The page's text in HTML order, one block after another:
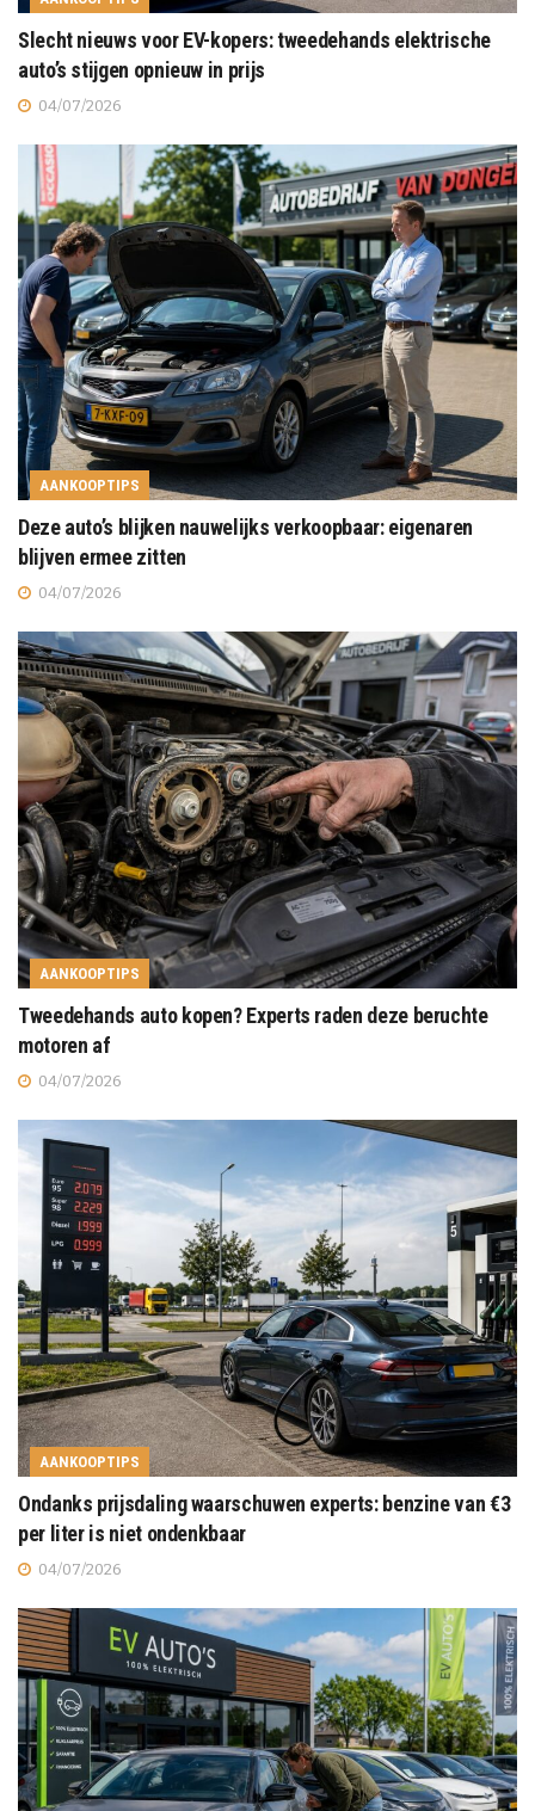
Slecht nieuws voor EV-kopers: tweedehands elektrische
auto’s stijgen opnieuw in prijs
04/07/2026
AANKOOPTIPS
Deze auto’s blijken nauwelijks verkoopbaar: eigenaren
blijven ermee zitten
04/07/2026
AANKOOPTIPS
Tweedehands auto kopen? Experts raden deze beruchte
motoren af
04/07/2026
AANKOOPTIPS
Ondanks prijsdaling waarschuwen experts: benzine van €3
per liter is niet ondenkbaar
04/07/2026